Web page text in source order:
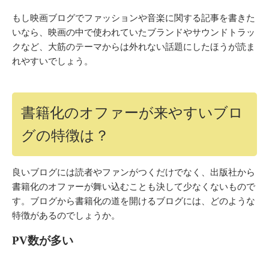
もし映画ブログでファッションや音楽に関する記事を書きた
いなら、映画の中で使われていたブランドやサウンドトラッ
クなど、大筋のテーマからは外れない話題にしたほうが読ま
れやすいでしょう。
書籍化のオファーが来やすいブロ
グの特徴は？
良いブログには読者やファンがつくだけでなく、出版社から
書籍化のオファーが舞い込むことも決して少なくないもので
す。ブログから書籍化の道を開けるブログには、どのような
特徴があるのでしょうか。
PV数が多い